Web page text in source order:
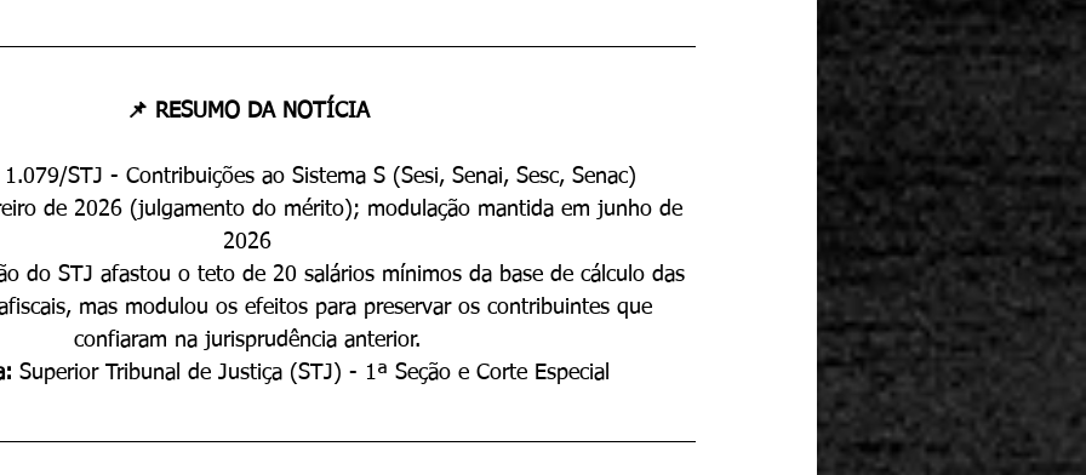
📌 RESUMO DA NOTÍCIA
1.079/STJ - Contribuições ao Sistema S (Sesi, Senai, Sesc, Senac)
de 2026 (julgamento do mérito); modulação mantida em junho de
2026
do STJ afastou o teto de 20 salários mínimos da base de cálculo das
mas modulou os efeitos para preservar os contribuintes que
confiaram na jurisprudência anterior.
Superior Tribunal de Justiça (STJ) - 1ª Seção e Corte Especial